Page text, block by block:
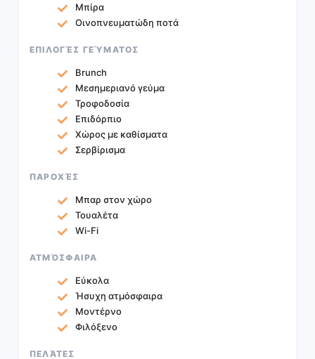
Μπίρα
Οινοπνευματώδη ποτά
ΕΠΙΛΟΓΈΣ ΓΕΎΜΑΤΟΣ
Brunch
Μεσημεριανό γεύμα
Τροφοδοσία
Επιδόρπιο
Χώρος με καθίσματα
Σερβίρισμα
ΠΑΡΟΧΈΣ
Μπαρ στον χώρο
Τουαλέτα
Wi-Fi
ΑΤΜΌΣΦΑΙΡΑ
Εύκολα
Ήσυχη ατμόσφαιρα
Μοντέρνο
Φιλόξενο
ΠΕΛΆΤΕΣ